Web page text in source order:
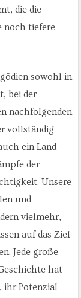
die die
noch tiefere
sowohl in
bei der
nachfolgenden
vollständig
ein Land
der
Unsere
und
vielmehr,
auf das Ziel
Jede große
hat
ihr Potenzial